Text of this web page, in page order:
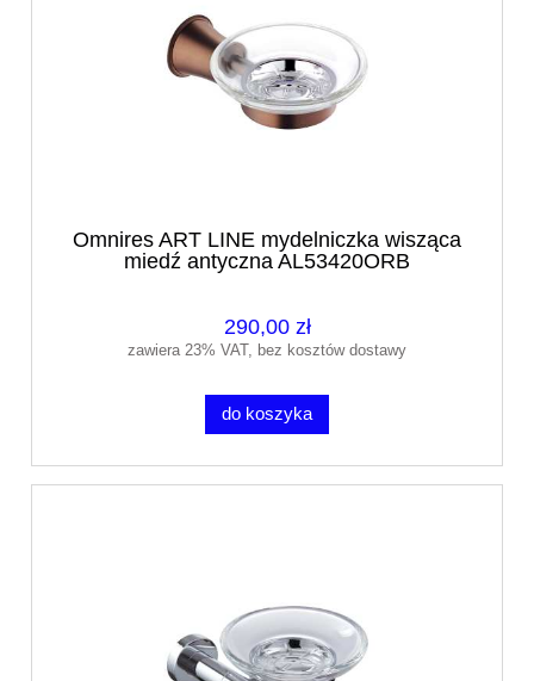
Omnires ART LINE mydelniczka wisząca
miedź antyczna AL53420ORB
290,00 zł
zawiera 23% VAT, bez kosztów dostawy
do koszyka